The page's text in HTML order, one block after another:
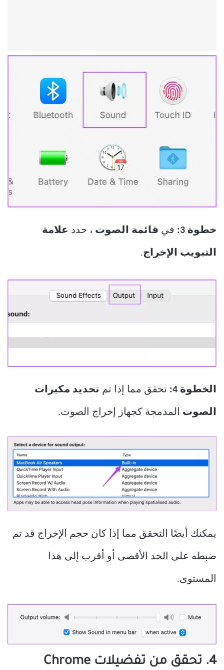
خطوة 3: في قائمة الصوت ، حدد علامة
التبويب الإخراج.
الخطوة 4: تحقق مما إذا تم تحديد مكبرات
الصوت المدمجة كجهاز إخراج الصوت.
يمكنك أيضًا التحقق مما إذا كان حجم الإخراج قد تم
ضبطه على الحد الأقصى أو أقرب إلى هذا
المستوى.
4. تحقق من تفضيلات Chrome